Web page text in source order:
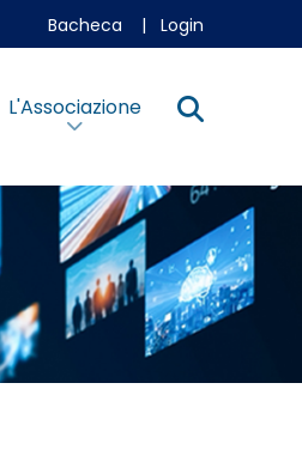
Bacheca | Login
L'Associazione